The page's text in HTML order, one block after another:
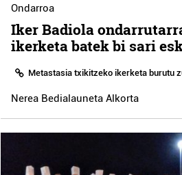
Ondarroa
Iker Badiola
ikerketa batek bi sari
Metastasia txikitzeko ikerketa burutu
Nerea Bedialauneta Alkorta